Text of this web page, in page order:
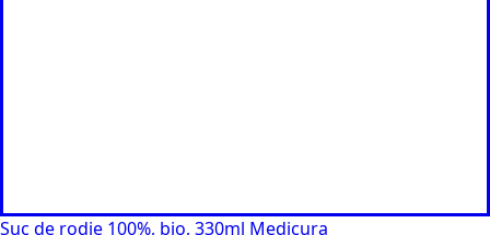
Suc de rodie 100%, bio, 330ml Medicura